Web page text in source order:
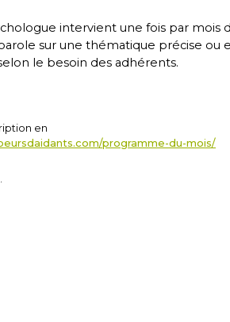
intervient une fois par mois
sur une thématique précise ou
le besoin des adhérents.
en
programme-du-mois/